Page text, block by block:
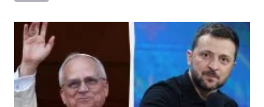
Спорт
Техно і зв'язок
Зброя Інциденти